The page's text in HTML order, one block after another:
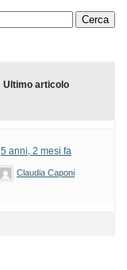
Ultimo articolo
5 anni, 2 mesi fa
Claudia Caponi